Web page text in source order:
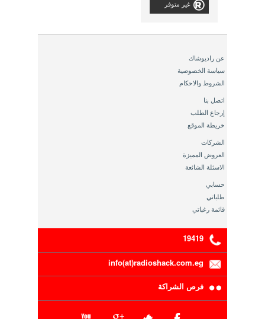
غير متوفر
عن راديوشاك
سياسة الخصوصية
الشروط والاحكام
اتصل بنا
إرجاع الطلب
خريطة الموقع
الشركات
العروض المميزة
الاسئلة الشائعة
حسابي
طلباتي
قائمة رغباتي
19419
info(at)radioshack.com.eg
فرص الشراكة